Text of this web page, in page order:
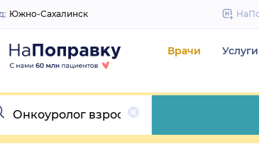
Закрыть
Южно-Сахалинск
Врачи Услуги